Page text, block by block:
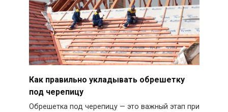
Как правильно укладывать обрешетку
под черепицу
Обрешетка под черепицу — это важный этап при